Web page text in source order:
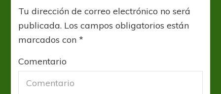
Tu dirección de correo electrónico no será
publicada. Los campos obligatorios están
marcados con*
Comentario